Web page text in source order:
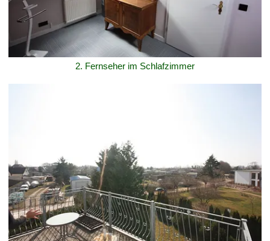
2. Fernseher im Schlafzimmer